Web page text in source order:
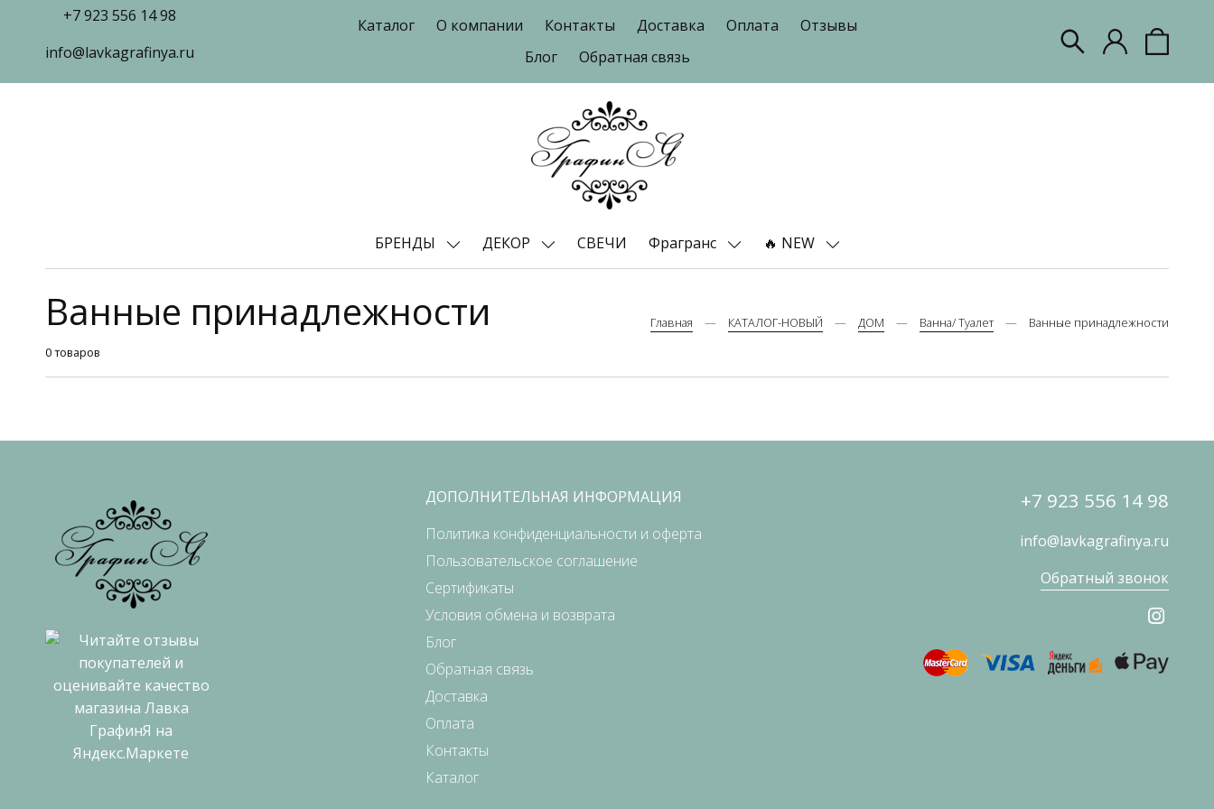
+7 923 556 14 98
info@lavkagrafinya.ru
Каталог О компании Контакты Доставка Оплата
Отзывы
Блог
Обратная связь
БРЕНДЫ ДЕКОР СВЕЧИ Фрагранс 🔥 NEW
Ванные принадлежности
0 товаров
Главная КАТАЛОГ-НОВЫЙ ДОМ Ванна/ Туалет Ванные принадлежности
ДОПОЛНИТЕЛЬНАЯ ИНФОРМАЦИЯ
Политика конфиденциальности и оферта
Пользовательское соглашение
Сертификаты
Условия обмена и возврата
Блог
Обратная связь
Доставка
Оплата
Контакты
Каталог
+7 923 556 14 98
info@lavkagrafinya.ru
Обратный звонок